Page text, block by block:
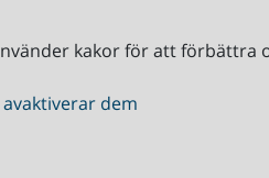
kakor för att förbättra
dem